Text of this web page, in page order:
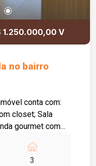
1.250.000,00 V
no bairro
closet; Sala
gourmet com
Laje técnica;
3